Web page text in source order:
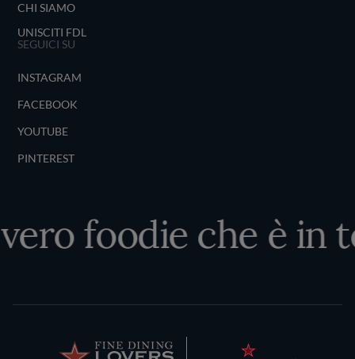
CHI SIAMO
UNISCITI FDL
SEGUICI SU
INSTAGRAM
FACEBOOK
YOUTUBE
PINTEREST
foodie che è in